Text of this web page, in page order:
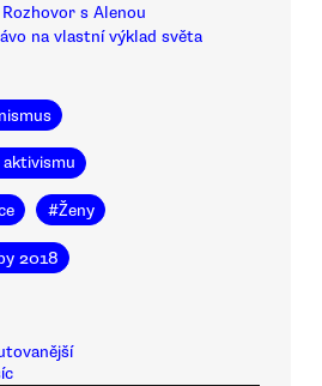
Rozhovor s Alenou
na vlastní výklad světa
#Ženy
2018